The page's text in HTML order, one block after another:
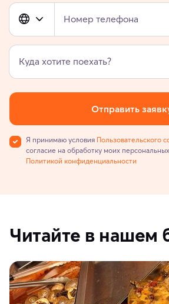
Номер телефона
Куда хотите поехать?
Отправить
Я принимаю условия Пользовательского
согласие на обработку моих
Политикой конфиденциальности
Читайте в нашем